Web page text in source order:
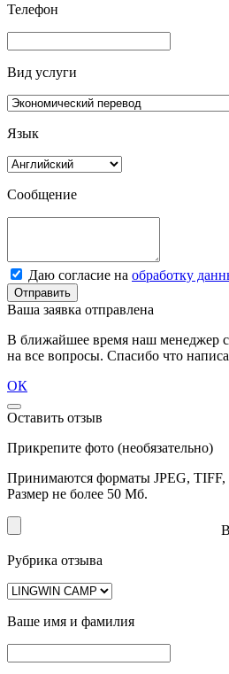
Телефон
Вид услуги
Язык
Сообщение
Даю согласие на обработку
Отправить
Ваша заявка отправлена
В ближайшее время наш менеджер
на все вопросы. Спасибо что
ОК
Оставить отзыв
Прикрепите фото (необязательно)
Принимаются форматы JPEG, TIFF,
Размер не более 50 Мб.
Рубрика отзыва
Ваше имя и фамилия